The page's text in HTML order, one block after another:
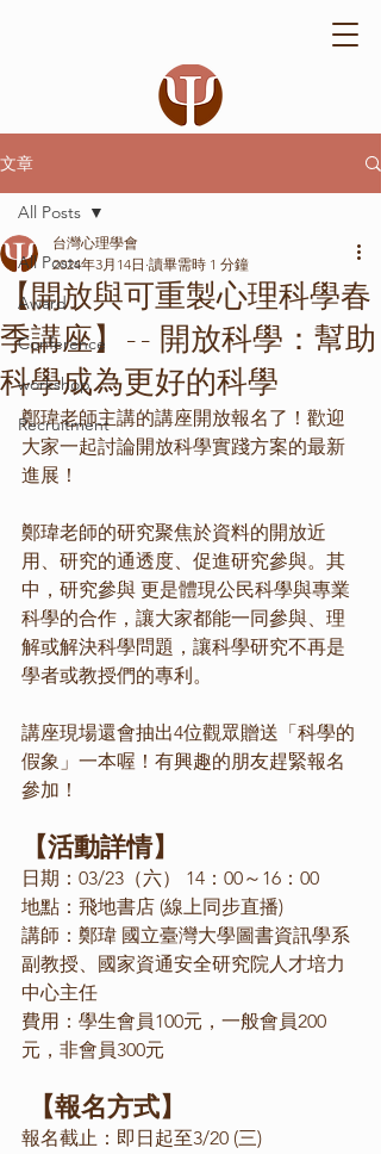
文章
All Posts
Award
Conference
workshop
Recruitment
All Posts
【開放與可重製心理科學春
季講座】-- 開放科學：幫助
科學成為更好的科學
台灣心理學會
2024年3月14日 讀畢需時 1 分鐘
鄭瑋老師主講的講座開放報名了！歡迎
大家一起討論開放科學實踐方案的最新
進展！
鄭瑋老師的研究聚焦於資料的開放近
用、研究的通透度、促進研究參與。其
中，研究參與 更是體現公民科學與專業
科學的合作，讓大家都能一同參與、理
解或解決科學問題，讓科學研究不再是
學者或教授們的專利。
講座現場還會抽出4位觀眾贈送「科學的
假象」一本喔！有興趣的朋友趕緊報名
參加！
【活動詳情】
日期：03/23（六） 14：00～16：00
地點：飛地書店 (線上同步直播)
講師：鄭瑋 國立臺灣大學圖書資訊學系
副教授、國家資通安全研究院人才培力
中心主任
費用：學生會員100元，一般會員200
元，非會員300元
【報名方式】
報名截止：即日起至3/20 (三)